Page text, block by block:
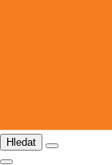
Hledat